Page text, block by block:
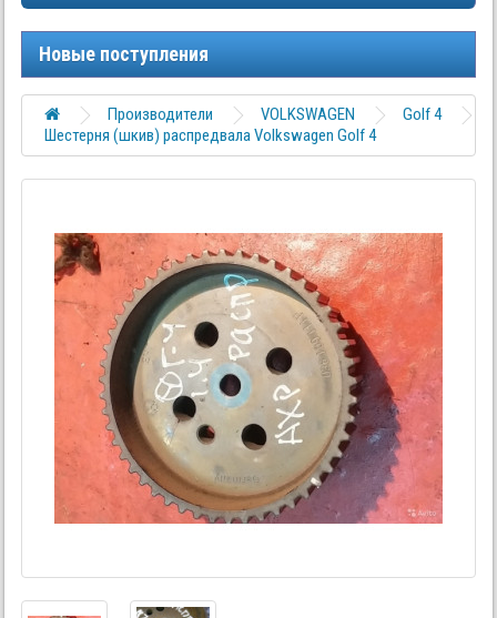
Новые поступления
Производители VOLKSWAGEN
Golf 4
Шестерня (шкив) распредвала Volkswagen Golf 4